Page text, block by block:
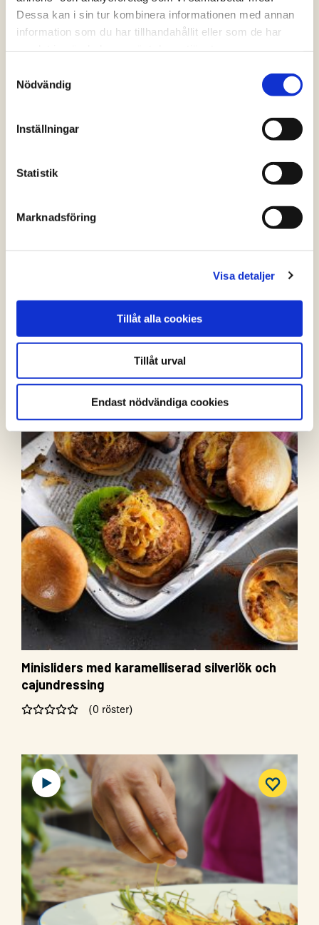
Dessa kan i sin tur kombinera informationen med annan
information som du har tillhandahållit eller som de har
Nödvändig
Inställningar
Statistik
Marknadsföring
Visa detaljer
Tillåt alla cookies
Tillåt urval
Endast nödvändiga cookies
Kycklingfärs med hummus & pita
(3 röster)
Minisliders med karamelliserad silverlök och
cajundressing
(0 röster)